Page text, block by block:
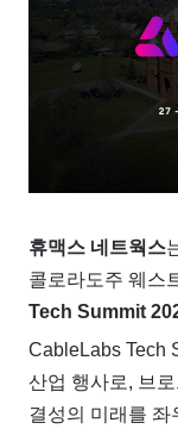
휴맥스 네트웍스
콜로라도주 웨스
Tech Summit
CableLabs Tech
산업 행사로, 브
결성의 미래를 좌